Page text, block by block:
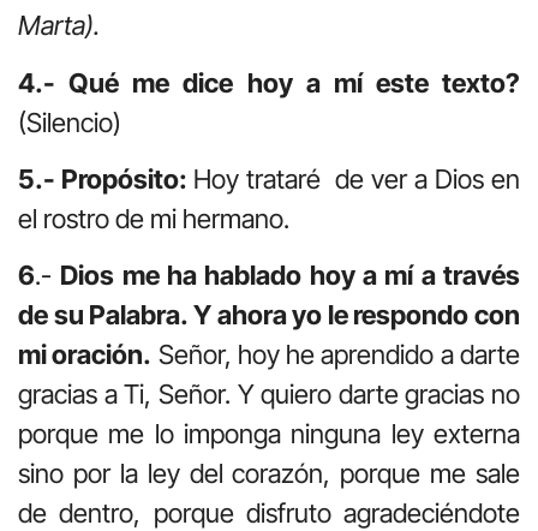
Marta).
4.- Qué me dice hoy a mí este texto?
(Silencio)
5.- Propósito: Hoy trataré de ver a Dios en
el rostro de mi hermano.
6.- Dios me ha hablado hoy a mí a través
de su Palabra. Y ahora yo le respondo con
mi oración. Señor, hoy he aprendido a darte
gracias a Ti, Señor. Y quiero darte gracias no
porque me lo imponga ninguna ley externa
sino por la ley del corazón, porque me sale
de dentro, porque disfruto agradeciéndote